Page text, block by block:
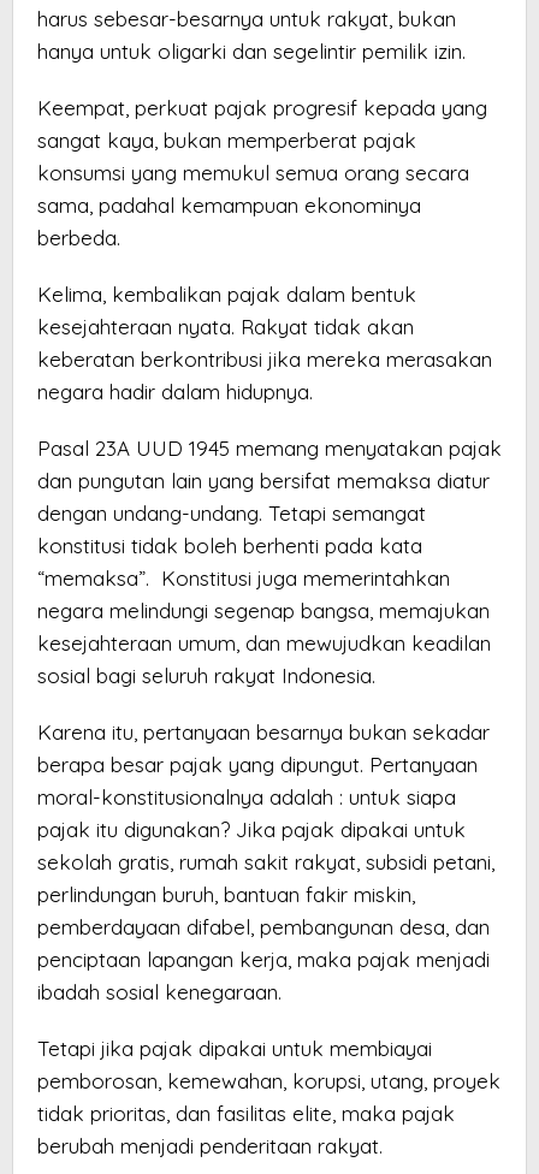
harus sebesar-besarnya untuk rakyat, bukan
hanya untuk oligarki dan segelintir pemilik izin.
Keempat, perkuat pajak progresif kepada yang
sangat kaya, bukan memperberat pajak
konsumsi yang memukul semua orang secara
sama, padahal kemampuan ekonominya
berbeda.
Kelima, kembalikan pajak dalam bentuk
kesejahteraan nyata. Rakyat tidak akan
keberatan berkontribusi jika mereka merasakan
negara hadir dalam hidupnya.
Pasal 23A UUD 1945 memang menyatakan pajak
dan pungutan lain yang bersifat memaksa diatur
dengan undang-undang. Tetapi semangat
konstitusi tidak boleh berhenti pada kata
“memaksa”. Konstitusi juga memerintahkan
negara melindungi segenap bangsa, memajukan
kesejahteraan umum, dan mewujudkan keadilan
sosial bagi seluruh rakyat Indonesia.
Karena itu, pertanyaan besarnya bukan sekadar
berapa besar pajak yang dipungut. Pertanyaan
moral-konstitusionalnya adalah : untuk siapa
pajak itu digunakan? Jika pajak dipakai untuk
sekolah gratis, rumah sakit rakyat, subsidi petani,
perlindungan buruh, bantuan fakir miskin,
pemberdayaan difabel, pembangunan desa, dan
penciptaan lapangan kerja, maka pajak menjadi
ibadah sosial kenegaraan.
Tetapi jika pajak dipakai untuk membiayai
pemborosan, kemewahan, korupsi, utang, proyek
tidak prioritas, dan fasilitas elite, maka pajak
berubah menjadi penderitaan rakyat.